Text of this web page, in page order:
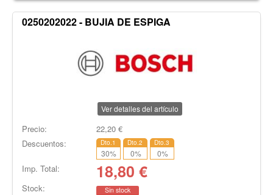
0250202022 - BUJIA DE ESPIGA
Ver detalles del artículo
Precio: 22,20€
Descuentos:
Dto.1
30%
Dto.2
0%
Dto.3
0%
Imp. Total: 18,80 €
Stock: Sin stock